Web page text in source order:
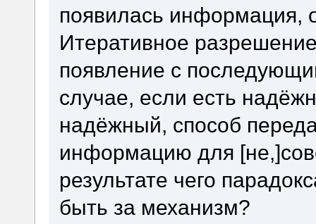
появилась
Итеративное
появление с
случае, если есть
надёжный, способ
информацию для
результате чего
быть за механизм?